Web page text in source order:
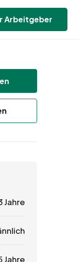
Arbeitgeber
Jahre
Jahre